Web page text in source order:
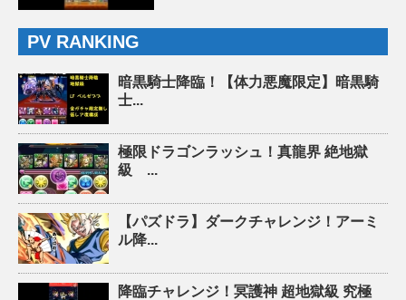
PV RANKING
暗黒騎士降臨！【体力悪魔限定】暗黒騎
士...
極限ドラゴンラッシュ！真龍界 絶地獄
級 ...
【パズドラ】ダークチャレンジ！アーミ
ル降...
降臨チャレンジ！冥護神 超地獄級 究極